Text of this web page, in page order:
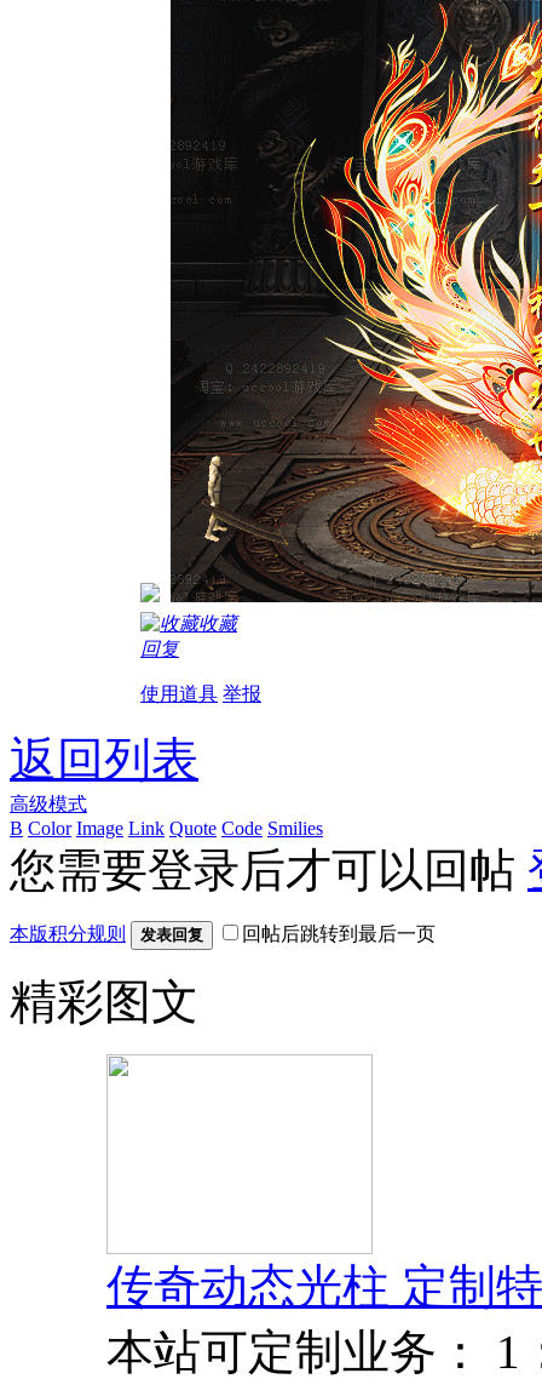
收藏
回复
使用道具 举报
返回列表
高级模式
B Color Image Link Quote Code Smilies
您需要登录后才可以回帖
本版积分规则 发表回复 回帖后跳转到最后一页
精彩图文
传奇动态光柱 定制
本站可定制业务： 1